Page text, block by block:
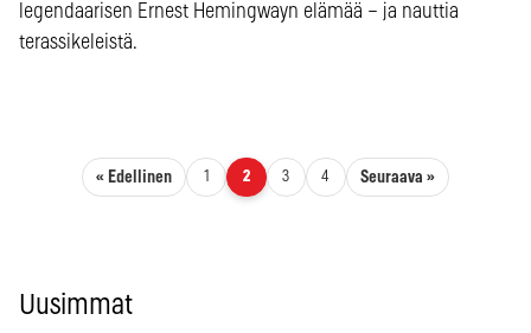
legendaarisen Ernest Hemingwayn elämää – ja nauttia
terassikeleistä.
Artikkelien sivutus
« Edellinen 1 2 3 4 Seuraava »
Uusimmat